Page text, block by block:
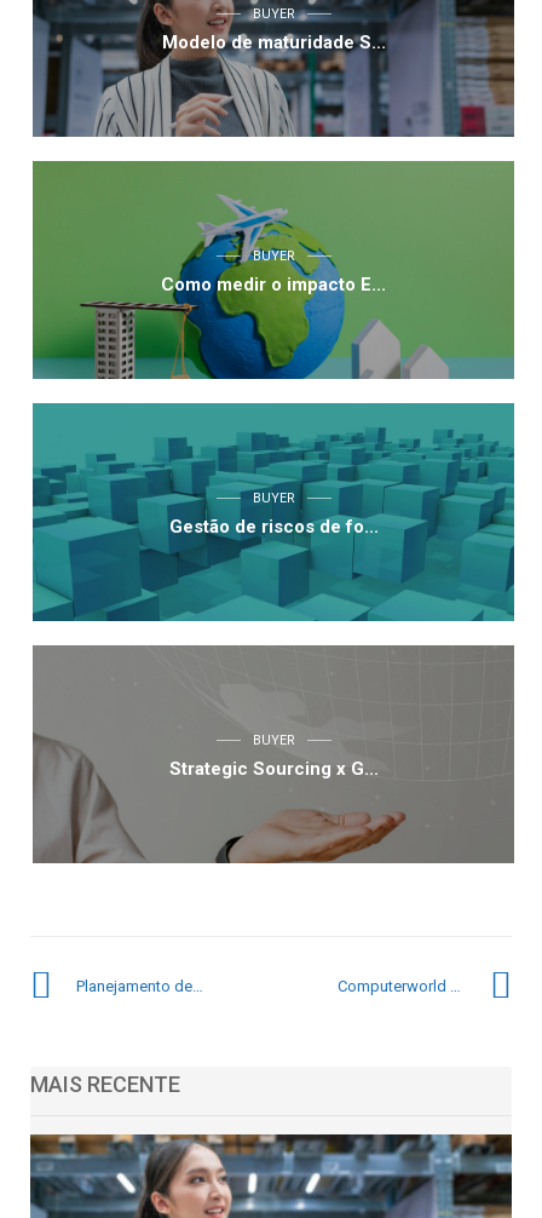
BUYER
Modelo de maturidade S...
BUYER
Como medir o impacto E...
BUYER
Gestão de riscos de fo...
BUYER
Strategic Sourcing x G...
Computerworld entrevista CEO do Mercado Eletrônico
Planejamento de compras: saiba quais são os erros mais comuns
MAIS RECENTE